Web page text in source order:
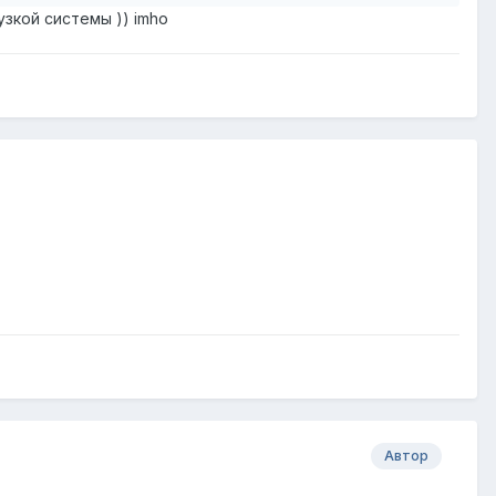
системы )) imho
Автор